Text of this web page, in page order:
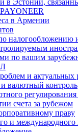
в Эстонии,
в Армении
налогообложению
по вашим
и
валютный контроль
счета за рубежом
праву
и